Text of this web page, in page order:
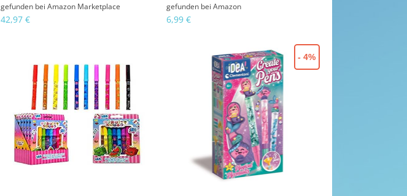
gefunden bei Amazon Marketplace
42,97 €
gefunden bei Amazon
6,99 €
- 4%